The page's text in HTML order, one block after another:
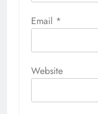
Email *
Website